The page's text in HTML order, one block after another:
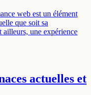
web est un élément
que soit sa
une expérience
actuelles et